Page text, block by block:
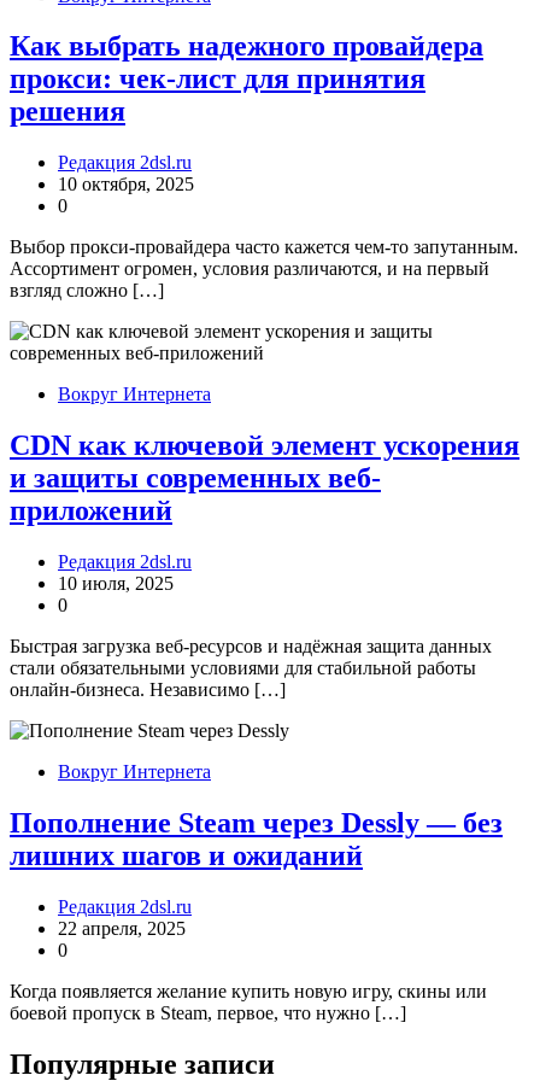
Как выбрать надежного провайдера
прокси: чек-лист для принятия
решения
Редакция 2dsl.ru
10 октября, 2025
0
Выбор прокси-провайдера часто кажется чем-то запутанным.
Ассортимент огромен, условия различаются, и на первый
взгляд сложно […]
Вокруг Интернета
CDN как ключевой элемент ускорения
и защиты современных веб-
приложений
Редакция 2dsl.ru
10 июля, 2025
0
Быстрая загрузка веб-ресурсов и надёжная защита данных
стали обязательными условиями для стабильной работы
онлайн-бизнеса. Независимо […]
Вокруг Интернета
Пополнение Steam через Dessly — без
лишних шагов и ожиданий
Редакция 2dsl.ru
22 апреля, 2025
0
Когда появляется желание купить новую игру, скины или
боевой пропуск в Steam, первое, что нужно […]
Популярные записи